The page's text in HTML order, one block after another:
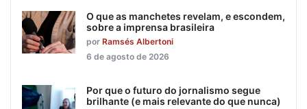
O que as manchetes revelam, e escondem,
sobre a imprensa brasileira
por Ramsés Albertoni
6 de agosto de 2026
Por que o futuro do jornalismo segue
brilhante (e mais relevante do que nunca)